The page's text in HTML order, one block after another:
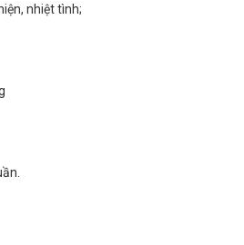
nhiệt tình;